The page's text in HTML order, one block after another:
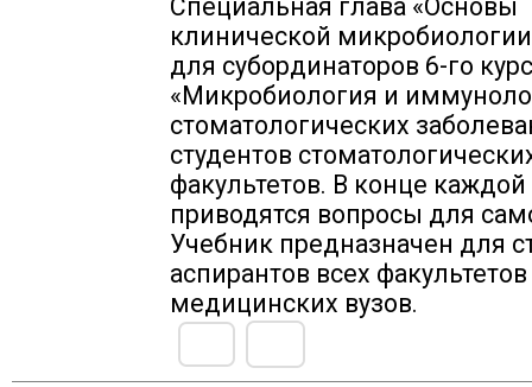
Специальная глава «Основы
клинической
для субординаторов 6-го
«Микробиология и
стоматологических
студентов
факультетов. В конце
приводятся вопросы для
Учебник предназначен для
аспирантов всех факультетов
медицинских вузов.